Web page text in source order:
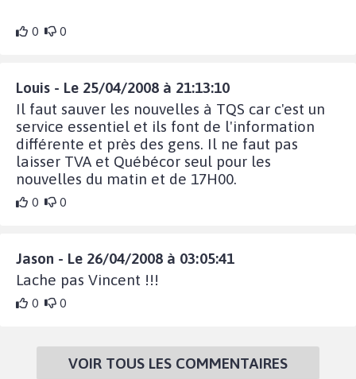
0 0
Louis - Le 25/04/2008 à 21:13:10
Il faut sauver les nouvelles à TQS car c'est un
service essentiel et ils font de l'information
différente et près des gens. Il ne faut pas
laisser TVA et Québécor seul pour les
nouvelles du matin et de 17H00.
0 0
Jason - Le 26/04/2008 à 03:05:41
Lache pas Vincent !!!
0 0
VOIR TOUS LES COMMENTAIRES